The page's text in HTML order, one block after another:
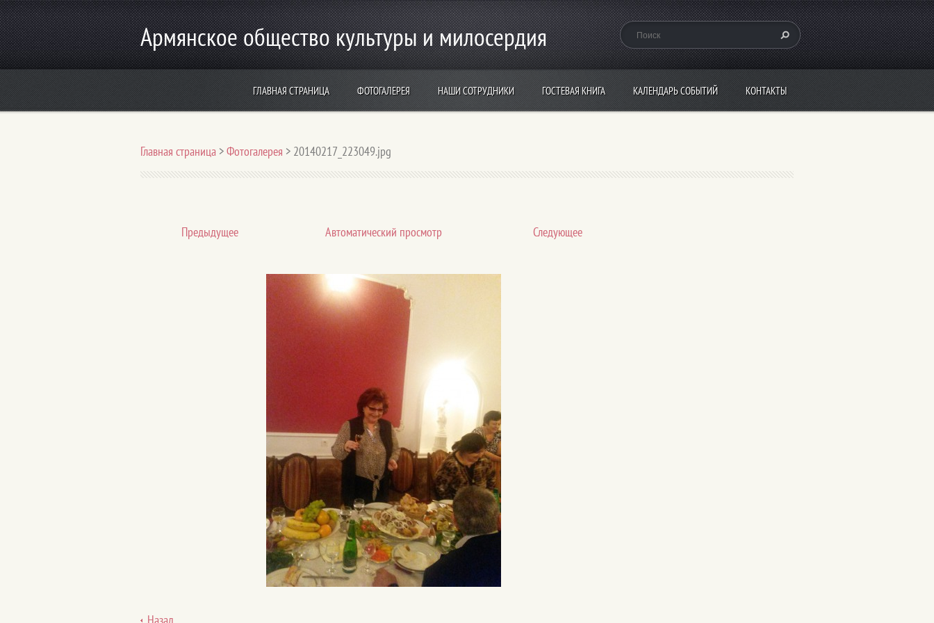
Армянское общество культуры и милосердия
ГЛАВНАЯ СТРАНИЦА ФОТОГАЛЕРЕЯ НАШИ СОТРУДНИКИ ГОСТЕВАЯ КНИГА КАЛЕНДАРЬ СОБЫТИЙ КОНТАКТЫ
Главная страница >Фотогалерея > 20140217_223049.jpg
Предыдущее Aвтоматический просмотр Следующее